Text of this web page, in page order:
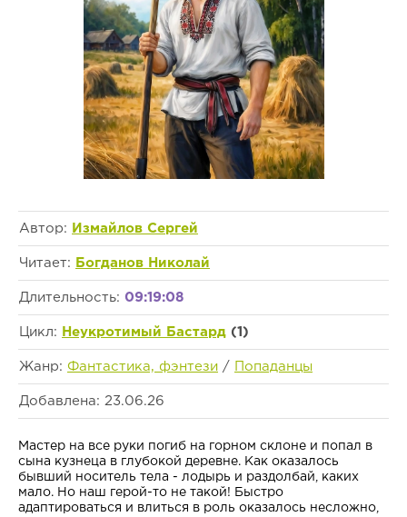
Автор: Измайлов Сергей
Читает: Богданов Николай
Длительность: 09:19:08
Цикл: Неукротимый Бастард (1)
Жанр: Фантастика, фэнтези / Попаданцы
Добавлена: 23.06.26
Мастер на все руки погиб на горном склоне и попал в
сына кузнеца в глубокой деревне. Как оказалось
бывший носитель тела - лодырь и раздолбай, каких
мало. Но наш герой-то не такой! Быстро
адаптироваться и влиться в роль оказалось несложно,